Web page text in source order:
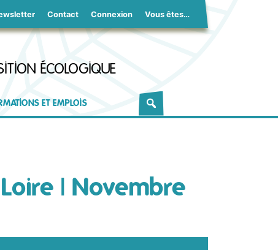
Contact Connexion Vous êtes…
ÉCOLOGIQUE
ET EMPLOIS
| Novembre